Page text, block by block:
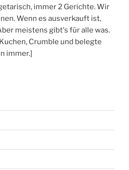
immer 2 Gerichte. Wir
Wenn es ausverkauft ist,
meistens gibt's für alle was.
Crumble und belegte
immer.]